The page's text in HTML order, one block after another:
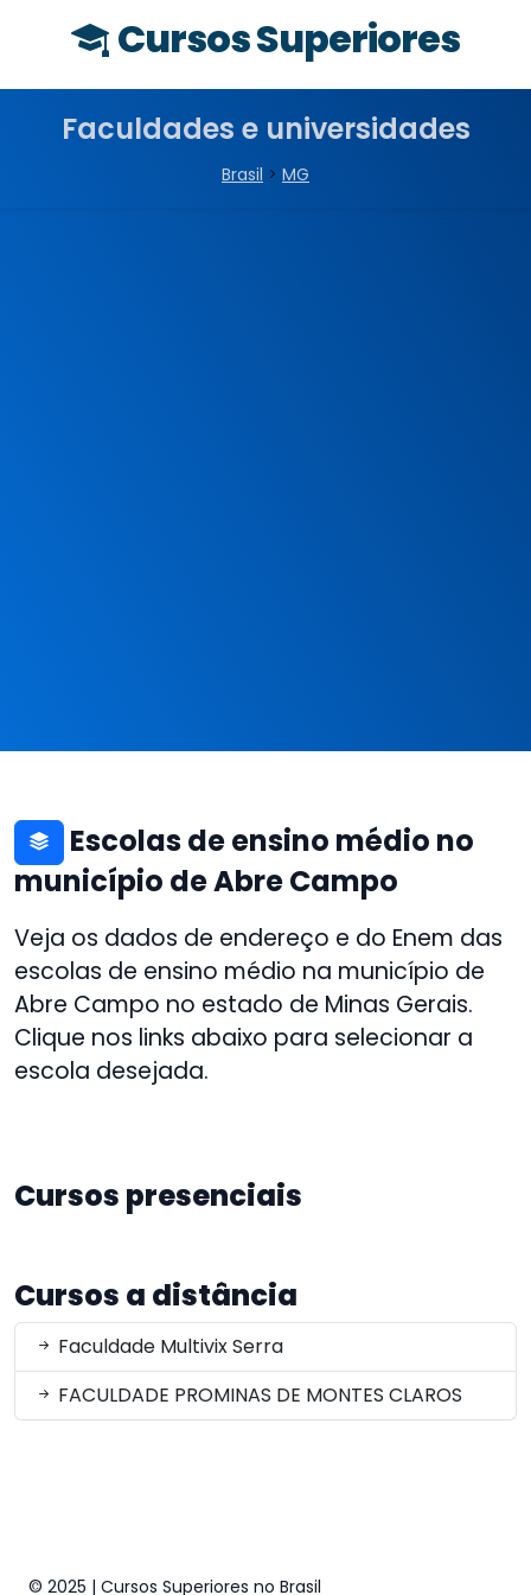
Cursos Superiores
Faculdades e universidades
Brasil > MG
Escolas de ensino médio no
município de Abre Campo
Veja os dados de endereço e do Enem das
escolas de ensino médio na município de
Abre Campo no estado de Minas Gerais.
Clique nos links abaixo para selecionar a
escola desejada.
Cursos presenciais
Cursos a distância
Faculdade Multivix Serra
FACULDADE PROMINAS DE MONTES CLAROS
© 2025 | Cursos Superiores no Brasil